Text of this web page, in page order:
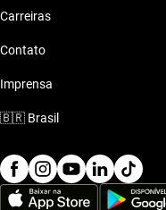
Carreiras
Contato
Imprensa
🇧🇷 Brasil